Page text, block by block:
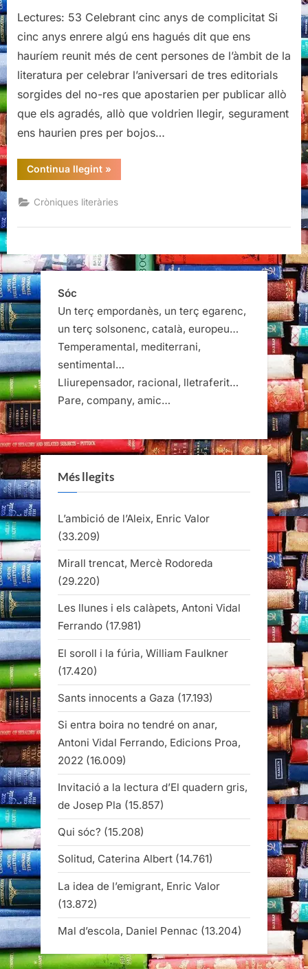
Lectures: 53 Celebrant cinc anys de complicitat Si
cinc anys enrere algú ens hagués dit que ens
hauríem reunit més de cent persones de l’àmbit de la
literatura per celebrar l’aniversari de tres editorials
sorgides del no-res que apostarien per publicar allò
que els agradés, allò que voldrien llegir, segurament
ens haurien pres per bojos…
Continua llegint“Cinc
anys
Males
Herbes,
i
»
Cròniques literàries
Sóc
Un terç empordanès, un terç egarenc,
un terç solsonenc, català, europeu…
Temperamental, mediterrani,
sentimental…
Lliurepensador, racional, lletraferit…
Pare, company, amic…
Més llegits
L’ambició de l’Aleix, Enric Valor
(33.209)
Mirall trencat, Mercè Rodoreda
(29.220)
Les llunes i els calàpets, Antoni Vidal
Ferrando (17.981)
El soroll i la fúria, William Faulkner
(17.420)
Sants innocents a Gaza (17.193)
Si entra boira no tendré on anar,
Antoni Vidal Ferrando, Edicions Proa,
2022 (16.009)
Invitació a la lectura d’El quadern gris,
de Josep Pla (15.857)
Qui sóc? (15.208)
Solitud, Caterina Albert (14.761)
La idea de l’emigrant, Enric Valor
(13.872)
Mal d’escola, Daniel Pennac (13.204)